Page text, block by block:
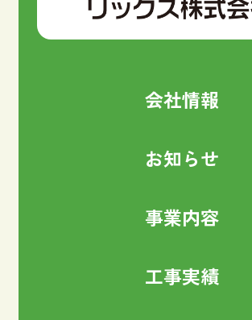
会社情報
お知らせ
事業内容
工事実績